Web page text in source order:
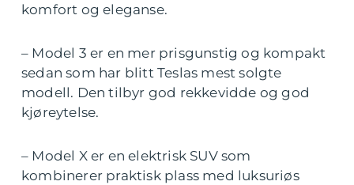
komfort og eleganse.
– Model 3 er en mer prisgunstig og kompakt
sedan som har blitt Teslas mest solgte
modell. Den tilbyr god rekkevidde og god
kjøreytelse.
– Model X er en elektrisk SUV som
kombinerer praktisk plass med luksuriøs